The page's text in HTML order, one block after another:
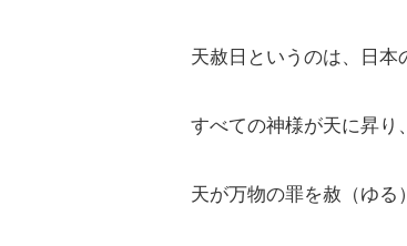
天赦日というのは、日本
すべての神様が天に昇り、
天が万物の罪を赦（ゆる